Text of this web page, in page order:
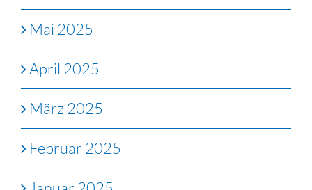
Mai 2025
April 2025
März 2025
Februar 2025